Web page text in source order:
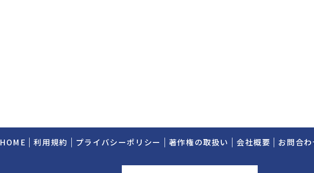
HOME 利用規約 プライバシーポリシー 著作権の取扱い 会社概要 お問合わ